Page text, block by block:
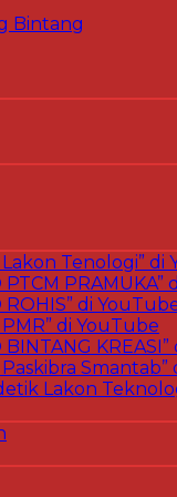
Bintang
Tenologi” di
PRAMUKA”
di
di YouTube
Smantab”
Lakon